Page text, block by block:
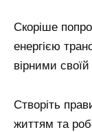
Скоріше
енергією
вірними своїй
Створіть
життям та